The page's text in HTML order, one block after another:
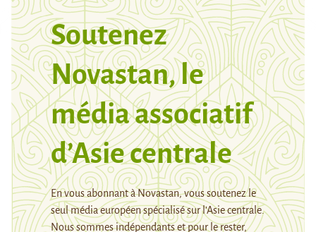
Soutenez
Novastan, le
média associatif
d’Asie centrale
En vous abonnant à Novastan, vous soutenez le
seul média européen spécialisé sur l’Asie centrale.
Nous sommes indépendants et pour le rester,